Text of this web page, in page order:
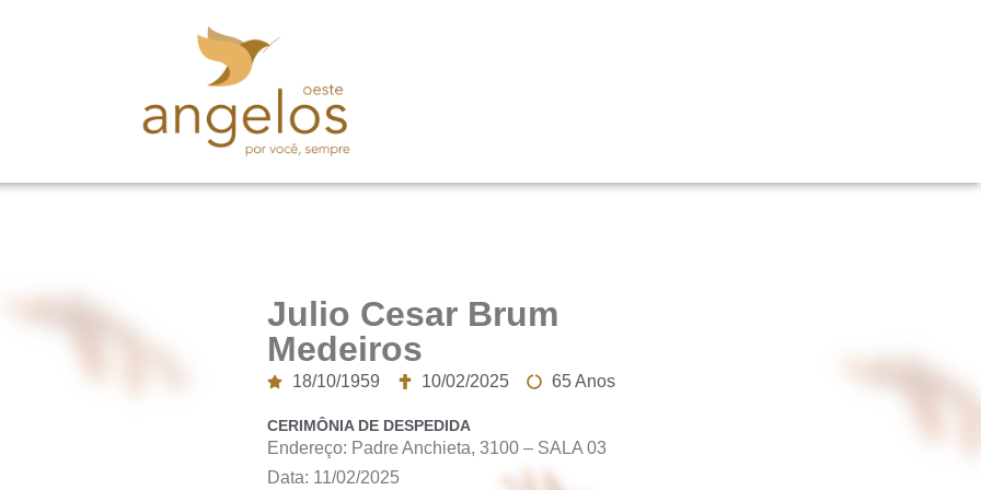
Julio Cesar Brum
Medeiros
18/10/1959 10/02/2025 65 Anos
CERIMÔNIA DE DESPEDIDA
Endereço: Padre Anchieta, 3100 – SALA 03
Data: 11/02/2025